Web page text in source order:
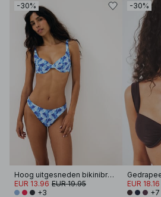
-30%
Hoog uitgesneden bikinibroekje
EUR 13.96 EUR 19.95
+3
-30%
EUR 18.16
+7